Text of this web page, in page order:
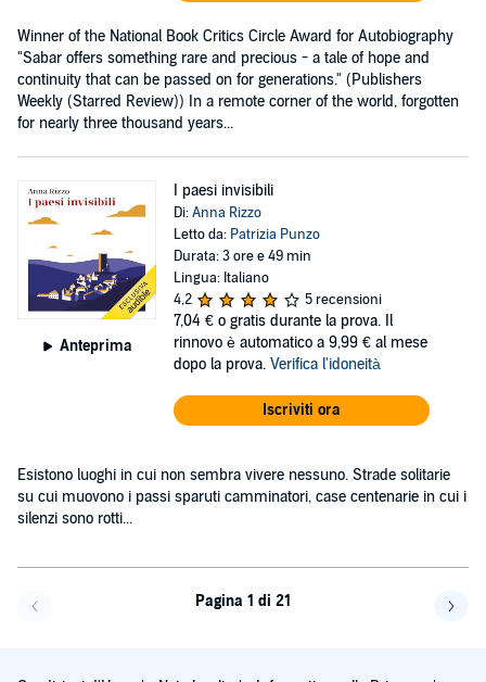
Winner of the National Book Critics Circle Award for Autobiography
"Sabar offers something rare and precious - a tale of hope and
continuity that can be passed on for generations." (Publishers
Weekly (Starred Review)) In a remote corner of the world, forgotten
for nearly three thousand years...
Anteprima
I paesi invisibili
Di:Anna Rizzo
Letto da: Patrizia Punzo
Durata: 3 ore e 49 min
Lingua: Italiano
4,2
5 recensioni
7,04 € o gratis durante la prova. Il
rinnovo è automatico a 9,99 € al mese
dopo la prova. Verifica l'idoneità
Iscriviti ora
Esistono luoghi in cui non sembra vivere nessuno. Strade solitarie
su cui muovono i passi sparuti camminatori, case centenarie in cui i
silenzi sono rotti...
Pagina 1 di 21